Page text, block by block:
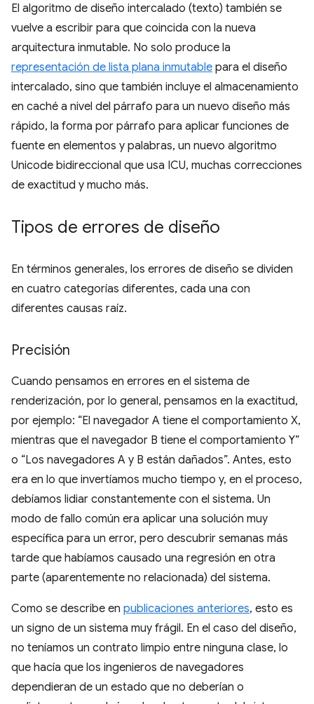
El algoritmo de diseño intercalado (texto) también se
vuelve a escribir para que coincida con la nueva
arquitectura inmutable. No solo produce la
representación de lista plana inmutable para el diseño
intercalado, sino que también incluye el almacenamiento
en caché a nivel del párrafo para un nuevo diseño más
rápido, la forma por párrafo para aplicar funciones de
fuente en elementos y palabras, un nuevo algoritmo
Unicode bidireccional que usa ICU, muchas correcciones
de exactitud y mucho más.
Tipos de errores de diseño
En términos generales, los errores de diseño se dividen
en cuatro categorías diferentes, cada una con
diferentes causas raíz.
Precisión
Cuando pensamos en errores en el sistema de
renderización, por lo general, pensamos en la exactitud,
por ejemplo: “El navegador A tiene el comportamiento X,
mientras que el navegador B tiene el comportamiento Y”
o “Los navegadores A y B están dañados”. Antes, esto
era en lo que invertíamos mucho tiempo y, en el proceso,
debíamos lidiar constantemente con el sistema. Un
modo de fallo común era aplicar una solución muy
específica para un error, pero descubrir semanas más
tarde que habíamos causado una regresión en otra
parte (aparentemente no relacionada) del sistema.
Como se describe en publicaciones anteriores, esto es
un signo de un sistema muy frágil. En el caso del diseño,
no teníamos un contrato limpio entre ninguna clase, lo
que hacía que los ingenieros de navegadores
dependieran de un estado que no deberían o